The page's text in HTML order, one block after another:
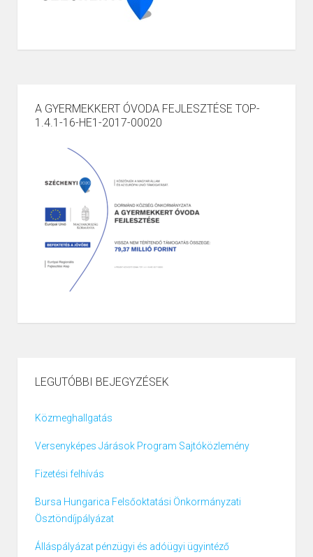
A GYERMEKKERT ÓVODA FEJLESZTÉSE TOP-
1.4.1-16-HE1-2017-00020
LEGUTÓBBI BEJEGYZÉSEK
Közmeghallgatás
Versenyképes Járások Program Sajtóközlemény
Fizetési felhívás
Bursa Hungarica Felsőoktatási Önkormányzati
Ösztöndíjpályázat
Álláspályázat pénzügyi és adóügyi ügyintéző